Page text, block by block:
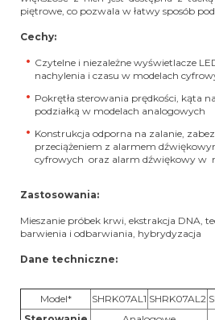
piętrowe, co pozwala w łatwy sposób
Cechy:
Czytelne i niezależne wyświetlacze
nachylenia i czasu w modelach
Pokrętła sterowania prędkości, kąta
podziałką w modelach analogowych
Konstrukcja odporna na zalanie,
przeciążeniem z alarmem
cyfrowych oraz alarm dźwiękowy w
Zastosowania:
Mieszanie próbek krwi, ekstrakcja DNA,
barwienia i odbarwiania, hybrydyzacja
Dane techniczne:
Model* SHRK07AL1 SHRK07AL2